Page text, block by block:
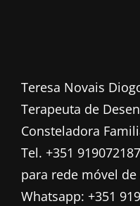
Teresa Novais
Terapeuta de
Consteladora
Tel. +351
para rede móvel
Whatsapp: +351